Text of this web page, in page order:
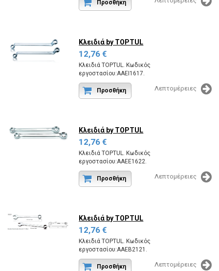
Προσθήκη
Κλειδιά by TOPTUL
12,76 €
Κλειδιά TOPTUL. Κωδικός
εργοστασίου:AAEI1617.
Προσθήκη Λεπτομέρειες
Κλειδιά by TOPTUL
12,76 €
Κλειδιά TOPTUL. Κωδικός
εργοστασίου:AAEE1622.
Προσθήκη Λεπτομέρειες
Κλειδιά by TOPTUL
12,76 €
Κλειδιά TOPTUL. Κωδικός
εργοστασίου:AAEB2121.
Προσθήκη Λεπτομέρειες